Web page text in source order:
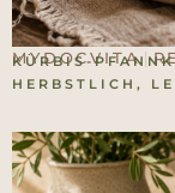
MYDOCVITA |
KÜRBIS-
HERBSTLICH,